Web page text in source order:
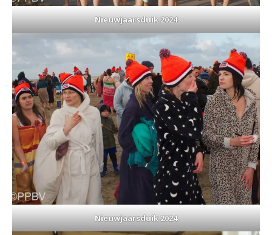
Nieuwjaarsduik 2024
Nieuwjaarsduik 2024